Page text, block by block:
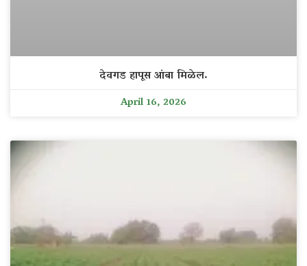
देवगड हापूस आंबा मिळेल.
April 16, 2026